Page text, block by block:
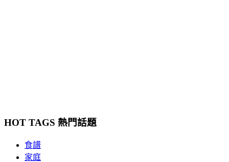
HOT TAGS 熱門話題
食譜
家庭